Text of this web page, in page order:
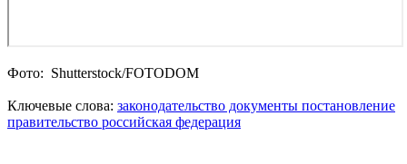
Фото: Shutterstoсk/FOTODOM
Ключевые слова: законодательство документы постановление
правительство российская федерация